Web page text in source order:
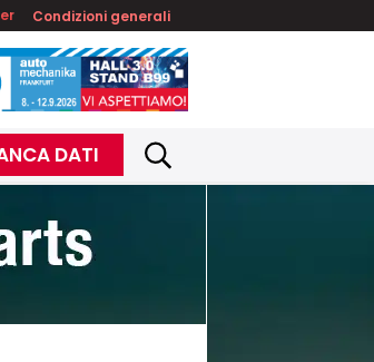
Condizioni generali
DATI